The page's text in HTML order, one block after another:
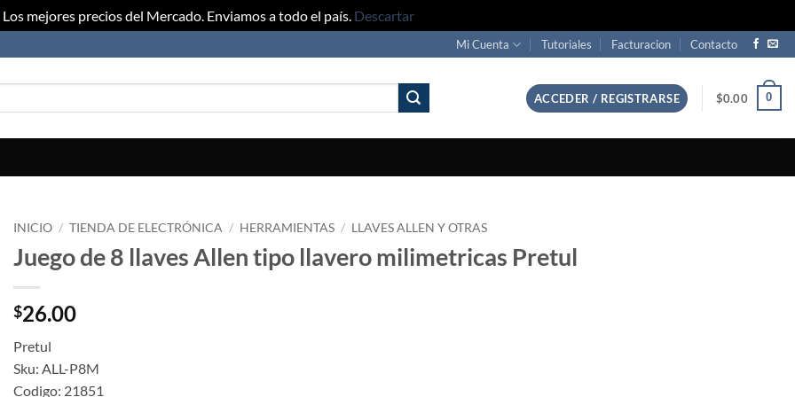
Los mejores precios del Mercado. Enviamos a todo el país. Descartar
Mi Cuenta Tutoriales Facturacion Contacto
ACCEDER / REGISTRARSE $0.00 0
INICIO / TIENDA DE ELECTRÓNICA / HERRAMIENTAS / LLAVES ALLEN Y OTRAS
Juego de 8 llaves Allen tipo llavero milimetricas Pretul
$26.00
Pretul
Sku: ALL-P8M
Codigo: 21851